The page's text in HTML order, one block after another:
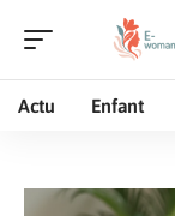
Actu Enfant